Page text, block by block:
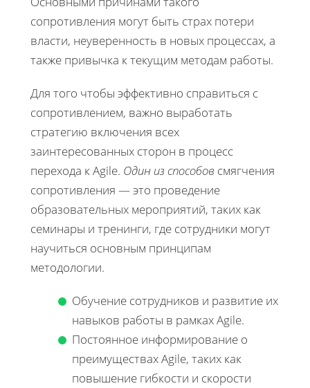
сопротивления могут быть страх потери
власти, неуверенность в новых процессах, а
также привычка к текущим методам работы.
Для того чтобы эффективно справиться с
сопротивлением, важно выработать
стратегию включения всех
заинтересованных сторон в процесс
перехода к Agile. Один из способов смягчения
сопротивления — это проведение
образовательных мероприятий, таких как
семинары и тренинги, где сотрудники могут
научиться основным принципам
методологии.
Обучение сотрудников и развитие их
навыков работы в рамках Agile.
Постоянное информирование о
преимуществах Agile, таких как
повышение гибкости и скорости